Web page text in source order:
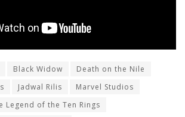
Black Widow
Death on the Nile
Jadwal Rilis
Marvel Studios
Legend of the Ten Rings